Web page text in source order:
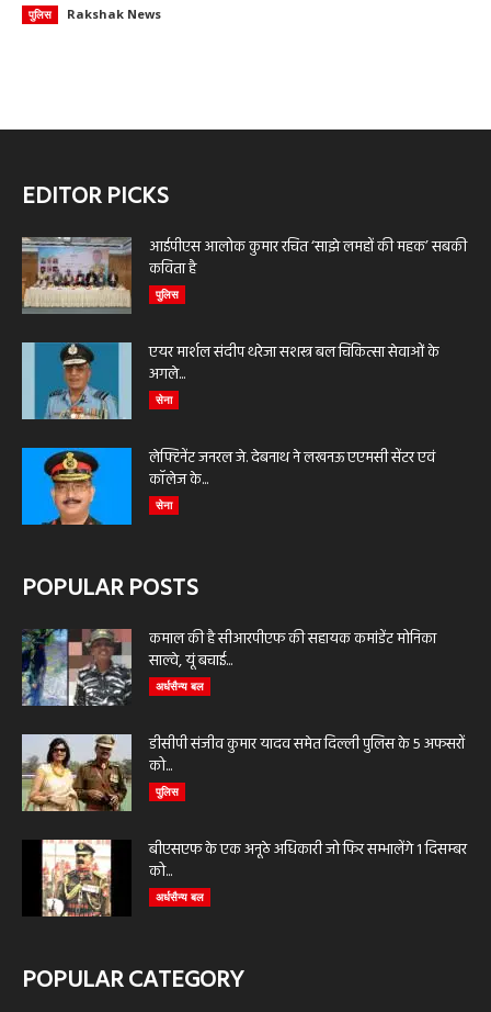
पुलिस Rakshak News
EDITOR PICKS
आईपीएस आलोक कुमार रचित ‘साझे लमहों की महक’ सबकी
कविता है
पुलिस
एयर मार्शल संदीप थरेजा सशस्त्र बल चिकित्सा सेवाओं के
अगले...
सेना
लेफ्टिनेंट जनरल जे. देबनाथ ने लखनऊ एएमसी सेंटर एवं
कॉलेज के...
सेना
POPULAR POSTS
कमाल की है सीआरपीएफ की सहायक कमांडेंट मोनिका
साल्वे, यूं बचाई...
अर्धसैन्य बल
डीसीपी संजीव कुमार यादव समेत दिल्ली पुलिस के 5 अफसरों
को...
पुलिस
बीएसएफ के एक अनूठे अधिकारी जो फिर सम्भालेंगे 1 दिसम्बर
को...
अर्धसैन्य बल
POPULAR CATEGORY